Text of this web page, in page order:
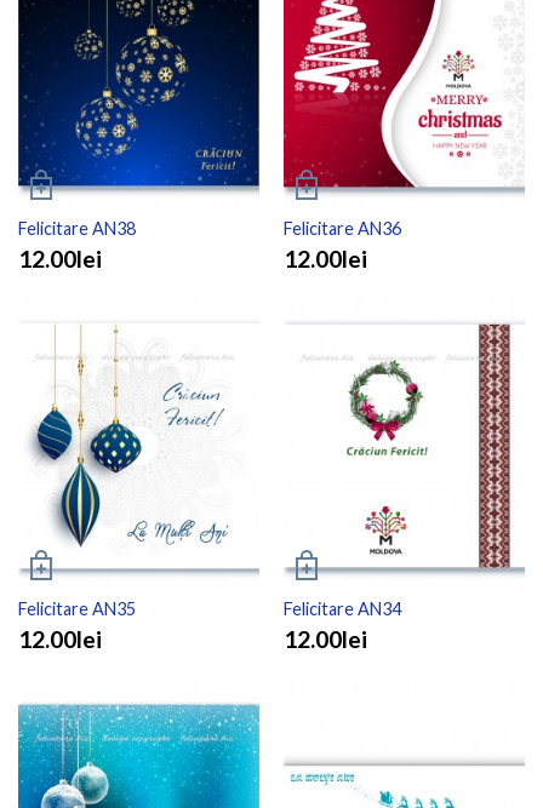
Felicitare AN38
12.00lei
Felicitare AN36
12.00lei
Felicitare AN35
12.00lei
Felicitare AN34
12.00lei